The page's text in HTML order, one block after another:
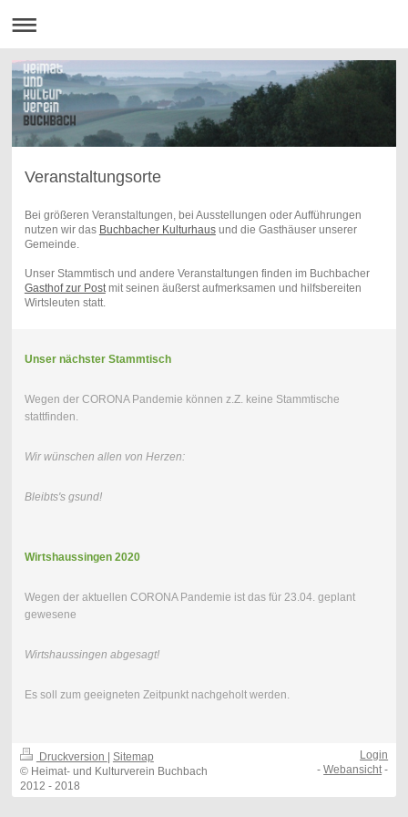
Veranstaltungsorte
Bei größeren Veranstaltungen, bei Ausstellungen oder Aufführungen
nutzen wir das Buchbacher Kulturhausund die Gasthäuser unserer
Gemeinde.
Unser Stammtisch und andere Veranstaltungen finden im Buchbacher
Gasthof zur Postmit seinen äußerst aufmerksamen und hilfsbereiten
Wirtsleuten statt.
Unser nächster Stammtisch
Wegen der CORONA Pandemie können z.Z. keine Stammtische
stattfinden.
Wir wünschen allen von Herzen:
Bleibts's gsund!
Wirtshaussingen 2020
Wegen der aktuellen CORONA Pandemie ist das für 23.04. geplant
gewesene
Wirtshaussingen abgesagt!
Es soll zum geeigneten Zeitpunkt nachgeholt werden.
Druckversion | Sitemap
© Heimat- und Kulturverein Buchbach
2012 - 2018
Login
-Webansicht -